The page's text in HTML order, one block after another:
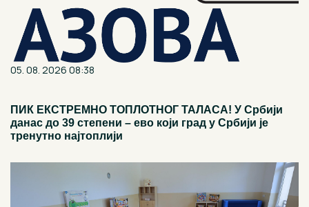
05. 08. 2026 08:38
ПИК ЕКСТРЕМНО ТОПЛОТНОГ ТАЛАСА! У Србији
данас до 39 степени – ево који град у Србији је
тренутно најтоплији